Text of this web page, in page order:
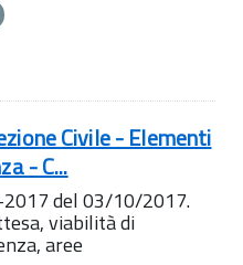
Civile - Elementi
- C...
del 03/10/2017.
viabilità di
aree